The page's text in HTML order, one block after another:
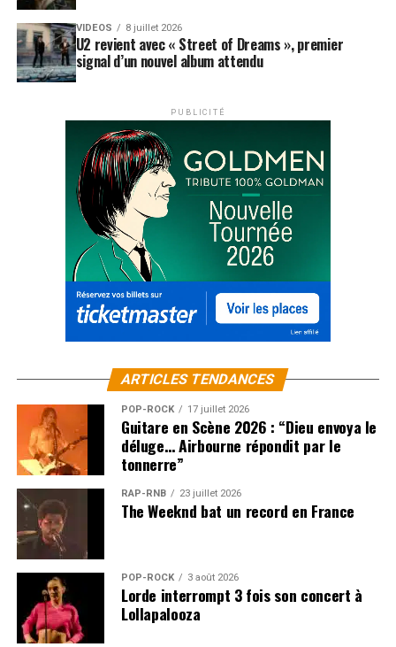
VIDEOS 8 juillet 2026
U2 revient avec « Street of Dreams », premier
signal d’un nouvel album attendu
PUBLICITÉ
ARTICLES TENDANCES
POP-ROCK 17 juillet 2026
Guitare en Scène 2026 : “Dieu envoya le
déluge… Airbourne répondit par le
tonnerre”
RAP-RNB 23 juillet 2026
The Weeknd bat un record en France
POP-ROCK 3 août 2026
Lorde interrompt 3 fois son concert à
Lollapalooza